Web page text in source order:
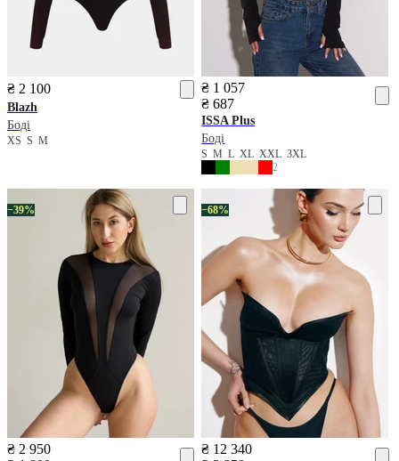
₴ 2 100
Blazh
Боді
XS S M
₴ 1 057
₴ 687
ISSA Plus
Боді
SMLXLXXL3XL
2
−39%
₴ 2 950
−68%
₴ 12 340